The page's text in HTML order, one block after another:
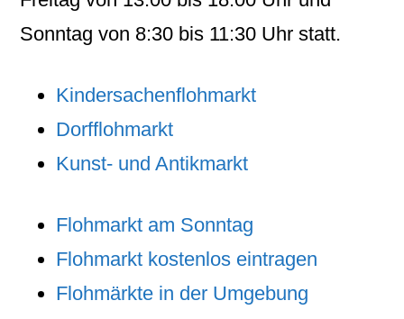
Sonntag von 8:30 bis 11:30 Uhr statt.
Kindersachenflohmarkt
Dorfflohmarkt
Kunst- und Antikmarkt
Flohmarkt am Sonntag
Flohmarkt kostenlos eintragen
Flohmärkte in der Umgebung